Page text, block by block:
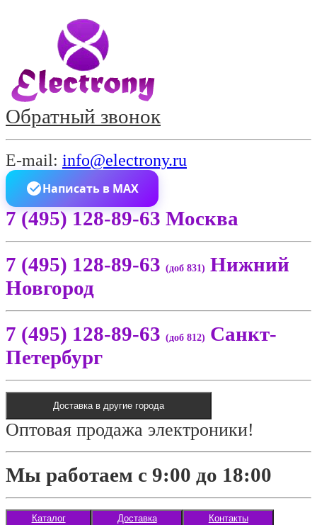
Обратный звонок
E-mail: info@electrony.ru
Написать в MAX
7 (495) 128-89-63 Москва
7 (495) 128-89-63 (доб 831) Нижний
Новгород
7 (495) 128-89-63 (доб 812) Санкт-
Петербург
Доставка в другие города
Оптовая продажа электроники!
Мы работаем с 9:00 до 18:00
Каталог Доставка Контакты